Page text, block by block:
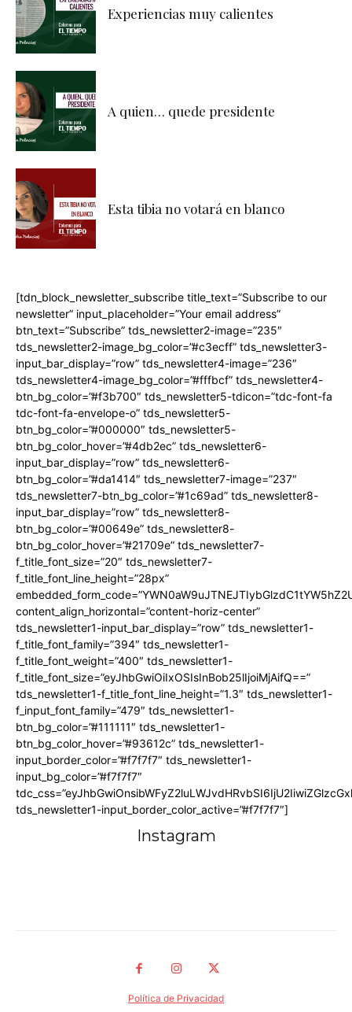
Experiencias muy calientes
A quien… quede presidente
Esta tibia no votará en blanco
[tdn_block_newsletter_subscribe title_text=”Subscribe to our
newsletter” input_placeholder=”Your email address”
btn_text=”Subscribe” tds_newsletter2-image=”235″
tds_newsletter2-image_bg_color=”#c3ecff” tds_newsletter3-
input_bar_display=”row” tds_newsletter4-image=”236″
tds_newsletter4-image_bg_color=”#fffbcf” tds_newsletter4-
btn_bg_color=”#f3b700″ tds_newsletter5-tdicon=”tdc-font-fa
tdc-font-fa-envelope-o” tds_newsletter5-
btn_bg_color=”#000000″ tds_newsletter5-
btn_bg_color_hover=”#4db2ec” tds_newsletter6-
input_bar_display=”row” tds_newsletter6-
btn_bg_color=”#da1414″ tds_newsletter7-image=”237″
tds_newsletter7-btn_bg_color=”#1c69ad” tds_newsletter8-
input_bar_display=”row” tds_newsletter8-
btn_bg_color=”#00649e” tds_newsletter8-
btn_bg_color_hover=”#21709e” tds_newsletter7-
f_title_font_size=”20″ tds_newsletter7-
f_title_font_line_height=”28px”
content_align_horizontal=”content-horiz-center”
tds_newsletter1-input_bar_display=”row” tds_newsletter1-
f_title_font_family=”394″ tds_newsletter1-
f_title_font_weight=”400″ tds_newsletter1-
f_title_font_size=”eyJhbGwiOiIxOSIsInBob25lIjoiMjAifQ==”
tds_newsletter1-f_title_font_line_height=”1.3″ tds_newsletter1-
f_input_font_family=”479″ tds_newsletter1-
btn_bg_color=”#111111″ tds_newsletter1-
btn_bg_color_hover=”#93612c” tds_newsletter1-
input_border_color=”#f7f7f7″ tds_newsletter1-
input_bg_color=”#f7f7f7″
tds_newsletter1-input_border_color_active=”#f7f7f7″]
Instagram
Política de Privacidad